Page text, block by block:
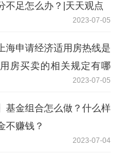
不足怎么办？|天天观点
2023-07-05
海申请经济适用房热线是
房买卖的相关规定有哪
2023-07-05
基金组合怎么做？什么样
不赚钱？
2023-07-04